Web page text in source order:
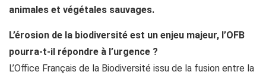
animales et végétales sauvages.
L’érosion de la biodiversité est un enjeu majeur, l’OFB
pourra-t-il répondre à l’urgence ?
L’Office Français de la Biodiversité issu de la fusion entre la